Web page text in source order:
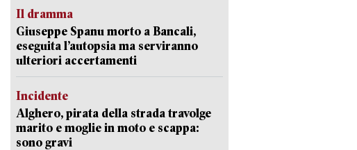
Il dramma
Giuseppe Spanu morto a Bancali,
eseguita l’autopsia ma serviranno
ulteriori accertamenti
Incidente
Alghero, pirata della strada travolge
marito e moglie in moto e scappa:
sono gravi